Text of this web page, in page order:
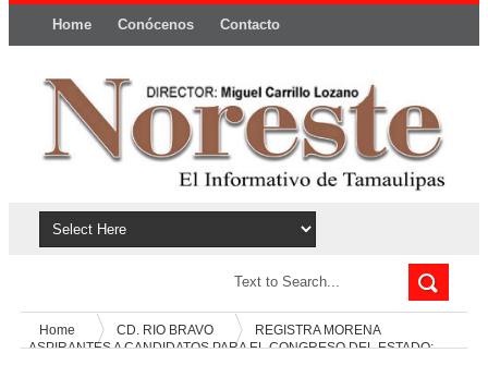
Home Conócenos Contacto
Home CD. RIO BRAVO
REGISTRA MORENA
ASPIRANTES A CANDIDATOS PARA EL CONGRESO DEL ESTADO: